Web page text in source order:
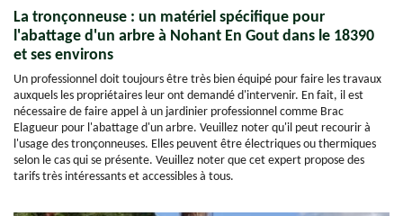
La tronçonneuse : un matériel spécifique pour
l'abattage d'un arbre à Nohant En Gout dans le 18390
et ses environs
Un professionnel doit toujours être très bien équipé pour faire les travaux
auxquels les propriétaires leur ont demandé d'intervenir. En fait, il est
nécessaire de faire appel à un jardinier professionnel comme Brac
Elagueur pour l'abattage d'un arbre. Veuillez noter qu'il peut recourir à
l'usage des tronçonneuses. Elles peuvent être électriques ou thermiques
selon le cas qui se présente. Veuillez noter que cet expert propose des
tarifs très intéressants et accessibles à tous.